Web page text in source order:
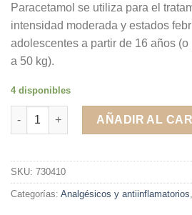
Paracetamol se utiliza para el
intensidad moderada y estados
adolescentes a partir de 16 años
a 50 kg).
4 disponibles
Antidol 1 gr 10 comprimidos cantidad
AÑADIR AL
SKU: 730410
Categorías: Analgésicos y antiinflamatorios